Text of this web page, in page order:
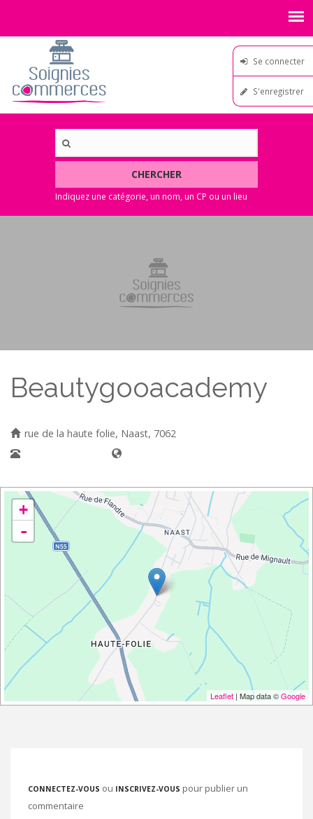
Se connecter
S'enregistrer
CHERCHER
Beautygooacademy
rue de la haute folie, Naast, 7062
+
-
Leaflet | Map data ©Google
CONNECTEZ-VOUS ou INSCRIVEZ-VOUS pour publier un
commentaire